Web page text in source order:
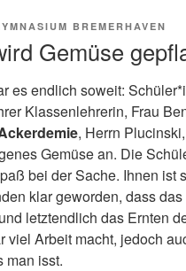
BREMERHAVEN
Gemüse
es endlich soweit:
Klassenlehrerin, Frau
, Herrn
Gemüse an. Die
bei der Sache. Ihnen ist
klar geworden, dass
letztendlich das Ernten
viel Arbeit macht, jedoch
man isst.